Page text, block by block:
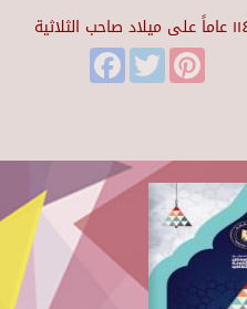
FacebookTwitter